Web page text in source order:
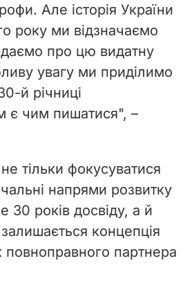
Але історія України
року ми відзначаємо
про цю видатну
увагу ми приділимо
й річниці
є чим пишатися", –
тільки фокусуватися
напрями розвитку
років досвіду, а й
концепція
повноправного партнера